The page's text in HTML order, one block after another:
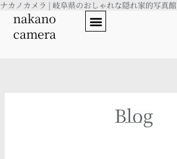
内
ナカノカメラ | 岐阜県のおしゃれな隠れ家的写真館
nakano
camera
Blog